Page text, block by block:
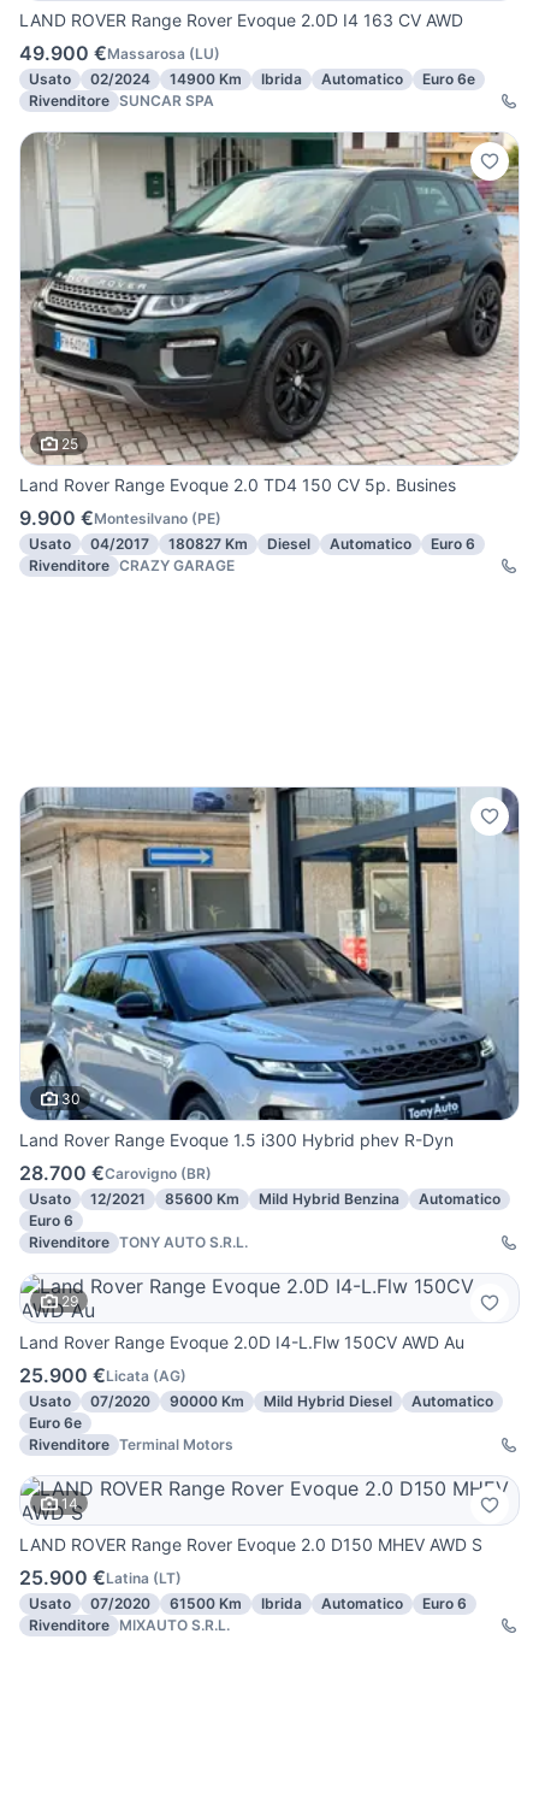
LAND ROVER Range Rover Evoque 2.0D I4 163 CV AWD
49.900 €Massarosa (LU)
Usato
02/2024 14900 Km Ibrida Automatico
Euro 6e
Rivenditore SUNCAR SPA
25
Land Rover Range Evoque 2.0 TD4 150 CV 5p. Busines
9.900 €Montesilvano (PE)
Usato
04/2017 180827 Km Diesel Automatico
Euro 6
Rivenditore CRAZY GARAGE
30
Land Rover Range Evoque 1.5 i300 Hybrid phev R-Dyn
28.700 €Carovigno (BR)
Usato
12/2021 85600 Km Mild Hybrid Benzina
Automatico
Euro 6
Rivenditore TONY AUTO S.R.L.
29
Land Rover Range Evoque 2.0D I4-L.Flw 150CV AWD Au
25.900 €Licata (AG)
Usato
07/2020 90000 Km Mild Hybrid Diesel
Automatico
Euro 6e
Rivenditore Terminal Motors
14
LAND ROVER Range Rover Evoque 2.0 D150 MHEV AWD S
25.900 €Latina (LT)
Usato
07/2020 61500 Km Ibrida Automatico
Euro 6
Rivenditore MIXAUTO S.R.L.